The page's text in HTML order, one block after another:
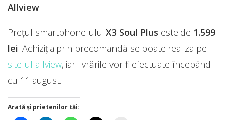
Allview.
Prețul smartphone-uluiX3 Soul Plus este de 1.599
lei. Achiziția prin precomandă se poate realiza pe
site-ul allview, iar livrările vor fi efectuate începând
cu 11 august.
Arată și prietenilor tăi: